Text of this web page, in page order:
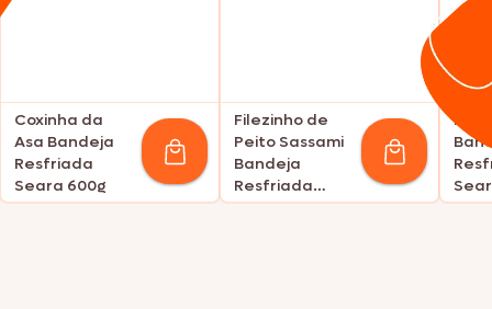
Coxinha da
Asa Bandeja
Resfriada
Seara 600g
Filezinho de
Peito Sassami
Bandeja
Resfriada
Seara 700g
Filé